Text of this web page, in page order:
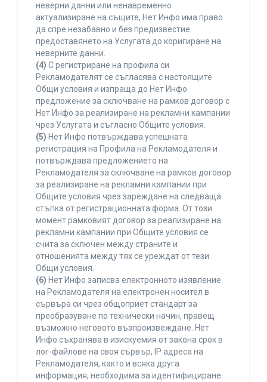
неверни данни или ненавременно
актуализиране на същите, Нет Инфо има право
да спре незабавно и без предизвестие
предоставянето на Услугата до коригиране на
неверните данни.
(4) С регистриране на профила си
Рекламодателят се съгласява с настоящите
Общи условия и изпраща до Нет Инфо
предложение за сключване на рамков договор с
Нет Инфо за реализиране на рекламни кампании
чрез Услугата и съгласно Общите условия.
(5) Нет Инфо потвърждава успешната
регистрация на Профила на Рекламодателя и
потвърждава предложението на
Рекламодателя за сключване на рамков договор
за реализиране на рекламни кампании при
Общите условия чрез зареждане на следваща
стъпка от регистрационната форма. От този
момент рамковият договор за реализиране на
рекламни кампании при Общите условия се
счита за сключен между страните и
отношенията между тях се уреждат от тези
Общи условия.
(6) Нет Инфо записва електронното изявление
на Рекламодателя на електронен носител в
сървъра си чрез общоприет стандарт за
преобразуване по технически начин, правещ
възможно неговото възпроизвеждане. Нет
Инфо съхранява в изискуемия от закона срок в
лог-файлове на своя сървър, IP адреса на
Рекламодателя, както и всяка друга
информация, необходима за идентифициране